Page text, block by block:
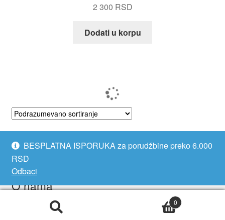
BESPLATNA ISPORUKA za porudžbine preko 6.000
RSD
Odbaci
2 300 RSD
Dodati u korpu
O nama
0